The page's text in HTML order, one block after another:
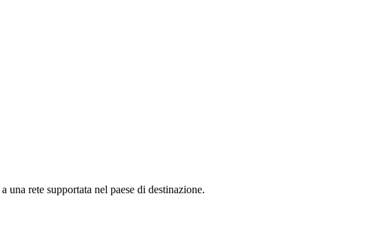
rete supportata nel paese di destinazione.